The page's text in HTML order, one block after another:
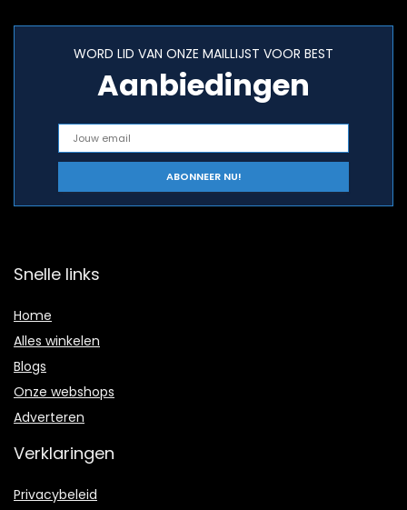
WORD LID VAN ONZE MAILLIJST VOOR BEST
Aanbiedingen
Snelle links
Home
Alles winkelen
Blogs
Onze webshops
Adverteren
Verklaringen
Privacybeleid